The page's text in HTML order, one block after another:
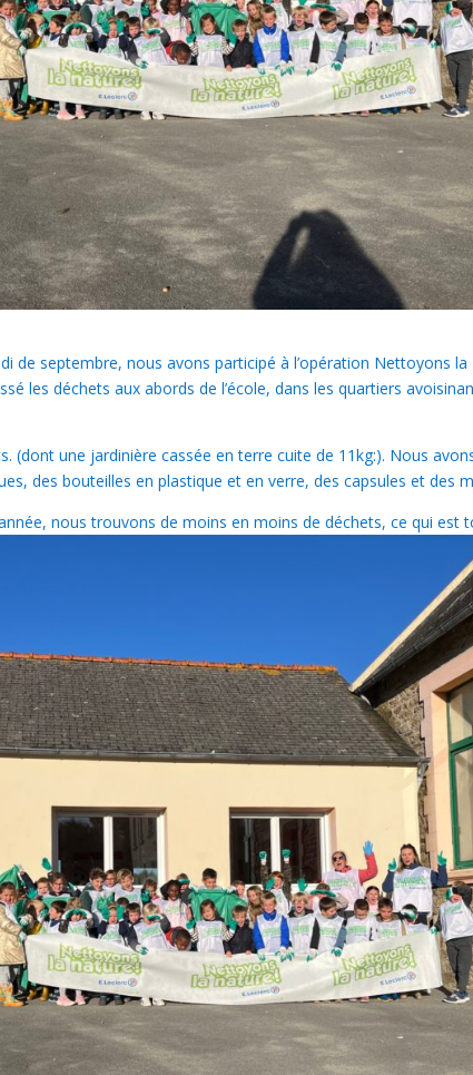
de septembre, nous avons participé à l’opération Nettoyons
les déchets aux abords de l’école, dans les quartiers
(dont une jardinière cassée en terre cuite de 11kg:). Nous
des bouteilles en plastique et en verre, des capsules et des
nous trouvons de moins en moins de déchets, ce qui est